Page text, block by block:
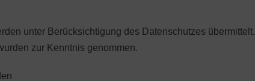
unter Berücksichtigung des Datenschutzes übermittelt.
zur Kenntnis genommen.